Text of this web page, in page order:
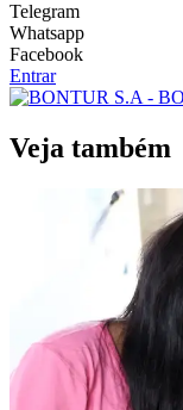
Telegram
Whatsapp
Facebook
Entrar
Veja também